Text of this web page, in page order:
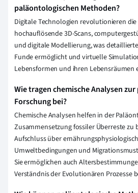
paläontologischen Methoden?
Digitale Technologien revolutionieren
hochauflösende 3D-Scans,
und digitale Modellierung, was
Funde ermöglicht und virtuelle
Lebensformen und ihren Lebensräumen
Wie tragen chemische Analysen
Forschung bei?
Chemische Analysen helfen in der
Zusammensetzung fossiler Überreste zu
Aufschluss über
Umweltbedingungen und
Sie ermöglichen auch
Verständnis der Evolutionären Prozesse